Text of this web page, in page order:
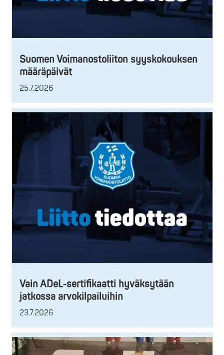
Suomen Voimanostoliiton syyskokouksen
määräpäivät
25.7.2026
Vain ADeL-sertifikaatti hyväksytään
jatkossa arvokilpailuihin
23.7.2026